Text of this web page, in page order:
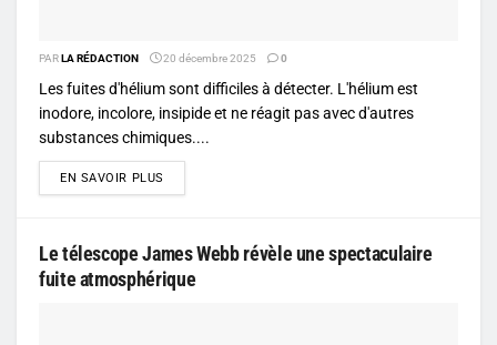
PARLA RÉDACTION 20 décembre 2025 0
Les fuites d'hélium sont difficiles à détecter. L'hélium est
inodore, incolore, insipide et ne réagit pas avec d'autres
substances chimiques....
EN SAVOIR PLUS
Le télescope James Webb révèle une spectaculaire
fuite atmosphérique